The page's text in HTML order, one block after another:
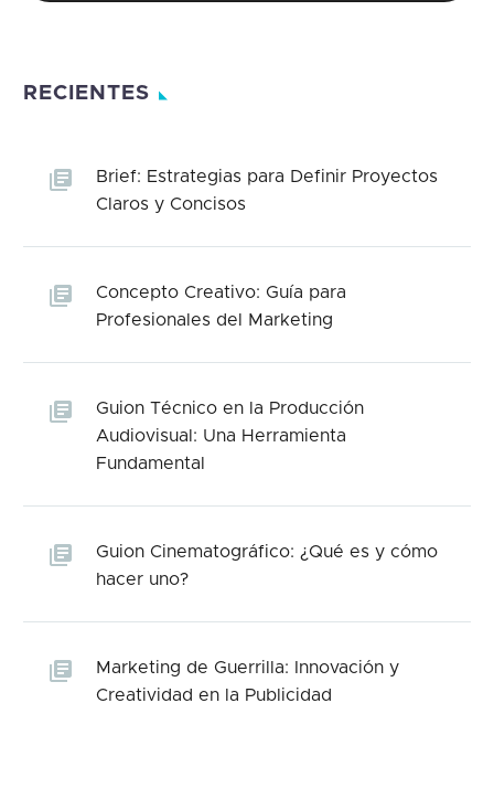
RECIENTES
Brief: Estrategias para Definir Proyectos
Claros y Concisos
Concepto Creativo: Guía para
Profesionales del Marketing
Guion Técnico en la Producción
Audiovisual: Una Herramienta
Fundamental
Guion Cinematográfico: ¿Qué es y cómo
hacer uno?
Marketing de Guerrilla: Innovación y
Creatividad en la Publicidad